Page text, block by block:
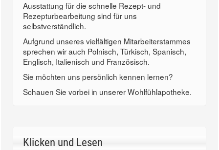
Ausstattung für die schnelle Rezept- und
Rezepturbearbeitung sind für uns
selbstverständlich.
Aufgrund unseres vielfältigen Mitarbeiterstammes
sprechen wir auch Polnisch, Türkisch, Spanisch,
Englisch, Italienisch und Französisch.
Sie möchten uns persönlich kennen lernen?
Schauen Sie vorbei in unserer Wohlfühlapotheke.
Klicken und Lesen